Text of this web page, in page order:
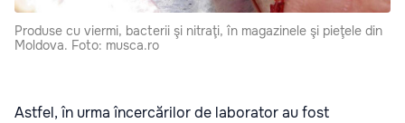
Produse cu viermi, bacterii şi nitraţi, în magazinele şi pieţele din
Moldova. Foto: musca.ro
Astfel, în urma încercărilor de laborator au fost